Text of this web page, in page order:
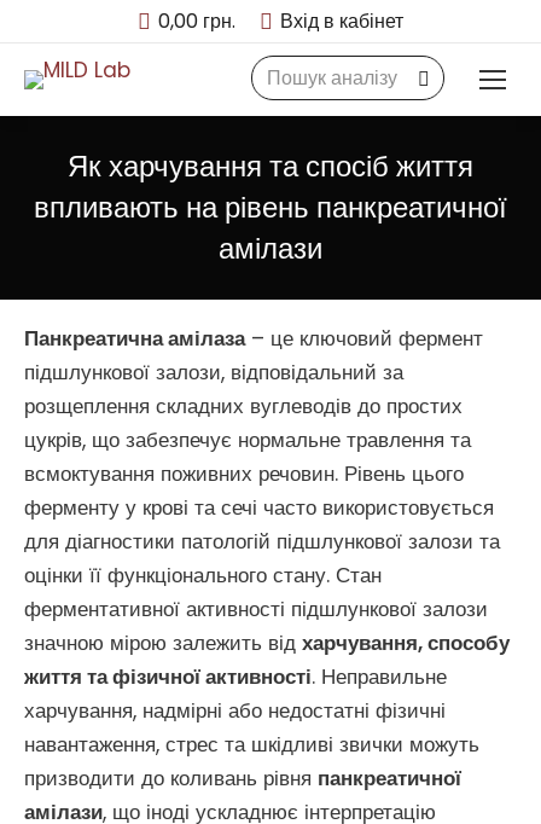
0,00 грн. Вхід в кабінет
Search:
Як харчування та спосіб життя
впливають на рівень панкреатичної
амілази
Панкреатична амілаза– це ключовий фермент
підшлункової залози, відповідальний за
розщеплення складних вуглеводів до простих
цукрів, що забезпечує нормальне травлення та
всмоктування поживних речовин. Рівень цього
ферменту у крові та сечі часто використовується
для діагностики патологій підшлункової залози та
оцінки її функціонального стану. Стан
ферментативної активності підшлункової залози
значною мірою залежить від харчування, способу
життя та фізичної активності. Неправильне
харчування, надмірні або недостатні фізичні
навантаження, стрес та шкідливі звички можуть
призводити до коливань рівня панкреатичної
амілази, що іноді ускладнює інтерпретацію